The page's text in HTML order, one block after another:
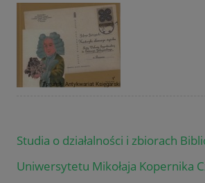
Studia o działalności i zbiorach
Uniwersytetu Mikołaja Kopernika